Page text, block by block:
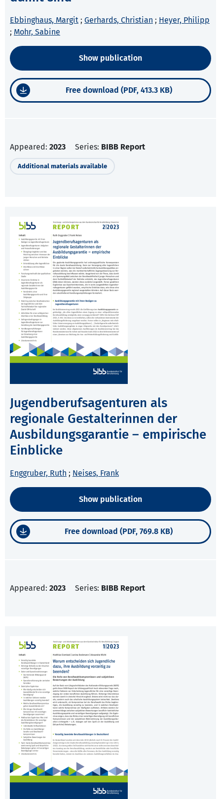
Ebbinghaus, Margit ; Gerhards, Christian ; Heyer, Philipp
; Mohr, Sabine
Show publication
Free download (PDF, 413.3 KB)
Appeared: 2023 Series: BIBB Report
Additional materials available
Jugendberufsagenturen als
regionale Gestalterinnen der
Ausbildungsgarantie – empirische
Einblicke
Enggruber, Ruth ; Neises, Frank
Show publication
Free download (PDF, 769.8 KB)
Appeared: 2023 Series: BIBB Report